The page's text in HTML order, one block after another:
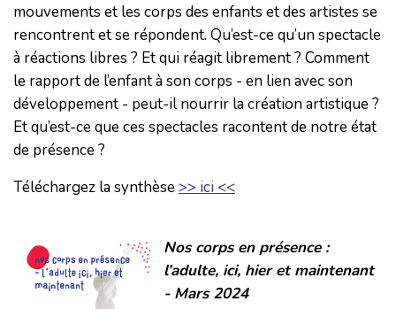
mouvements et les corps des enfants et des artistes se
rencontrent et se répondent. Qu’est-ce qu’un spectacle
à réactions libres ? Et qui réagit librement ? Comment
le rapport de l’enfant à son corps - en lien avec son
développement - peut-il nourrir la création artistique ?
Et qu’est-ce que ces spectacles racontent de notre état
de présence ?
Téléchargez la synthèse>> ici <<
Nos corps en présence :
l’adulte, ici, hier et maintenant
- Mars 2024